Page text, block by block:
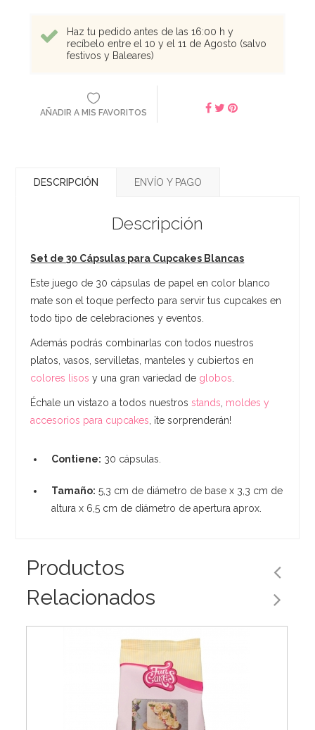
Haz tu pedido antes de las 16:00 h y
recíbelo entre el 10 y el 11 de Agosto (salvo
festivos y Baleares)
AÑADIR A MIS FAVORITOS
DESCRIPCIÓN ENVÍO Y PAGO
Descripción
Set de 30 Cápsulas para Cupcakes Blancas
Este juego de 30 cápsulas de papel en color blanco
mate son el toque perfecto para servir tus cupcakes en
todo tipo de celebraciones y eventos.
Además podrás combinarlas con todos nuestros
platos, vasos, servilletas, manteles y cubiertos en
colores lisos y una gran variedad de globos
Échale un vistazo a todos nuestrosstands moldes y
accesorios para cupcakes , ¡te sorprenderán!
Contiene: 30 cápsulas.
Tamaño: 5,3 cm de diámetro de base x 3,3 cm de
altura x 6,5 cm de diámetro de apertura aprox.
Productos
Relacionados